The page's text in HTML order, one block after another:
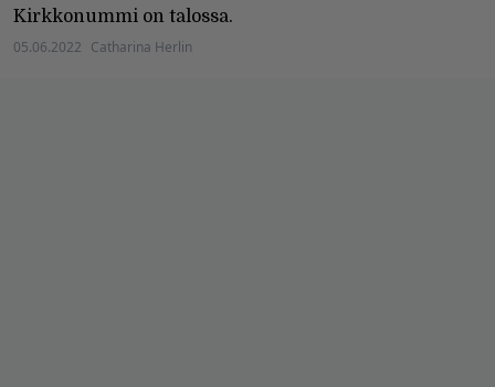
Kirkkonummi on talossa.
05.06.2022 Catharina Herlin